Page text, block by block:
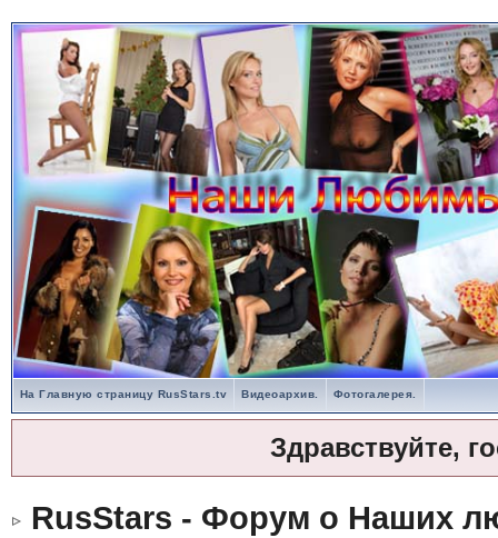
На Главную страницу RusStars.tv Видеоархив. Фотогалерея.
Здравствуйте,
RusStars - Форум о Наших